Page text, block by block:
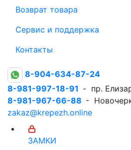
Возврат товара
Сервис и поддержка
Контакты
8-904-634-87-24
8-981-997-18-91 - пр.
8-981-967-66-88 -
zakaz@krepezh.online
ЗАМКИ